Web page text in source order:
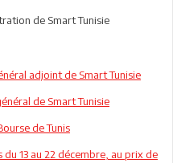
de Smart Tunisie
adjoint de Smart Tunisie
de Smart Tunisie
de Tunis
13 au 22 décembre, au prix de